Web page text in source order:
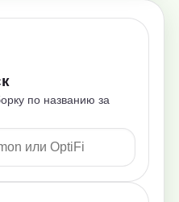
по названию за